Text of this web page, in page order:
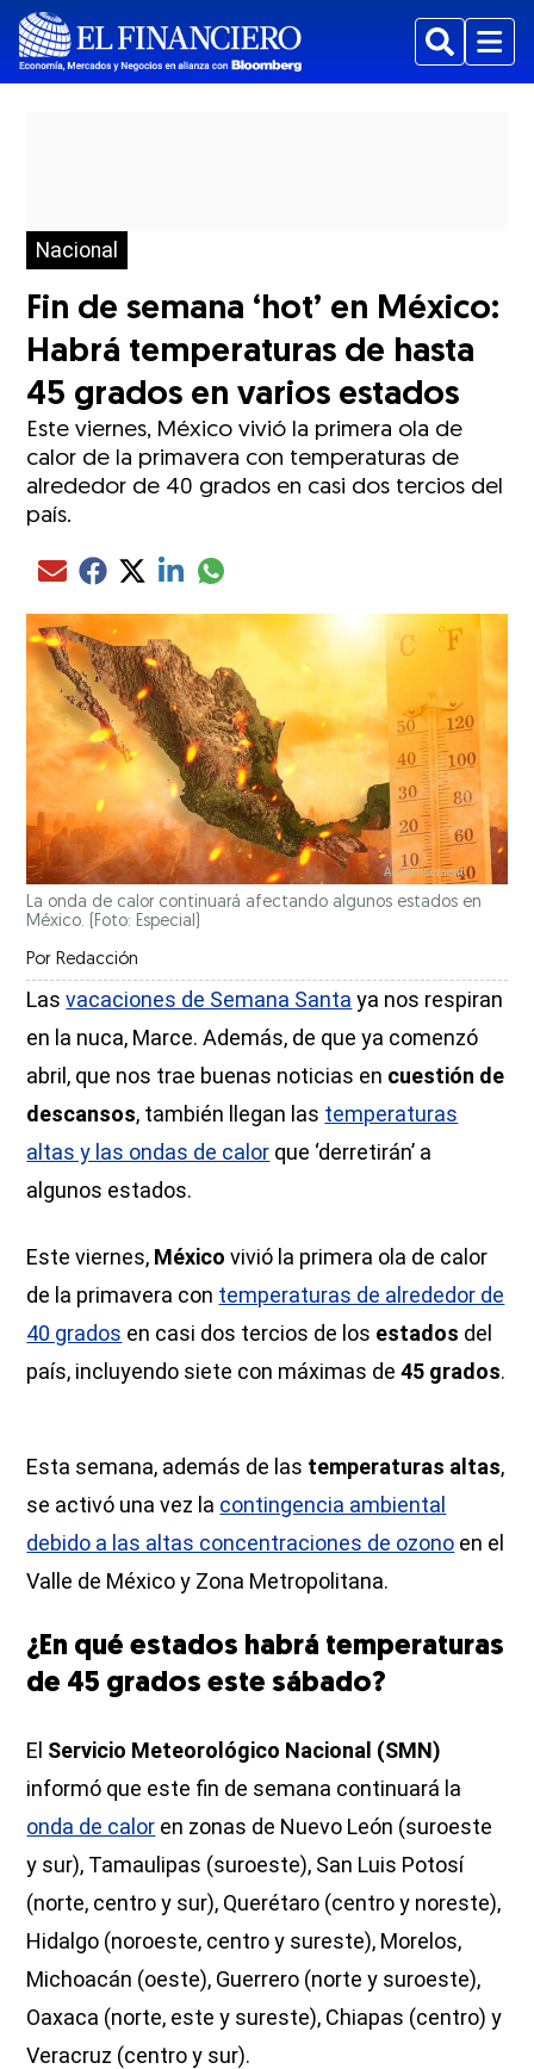
BuscarMenu
Nacional
Fin de semana ‘hot’ en México:
Habrá temperaturas de hasta
45 grados en varios estados
Este viernes, México vivió la primera ola de
calor de la primavera con temperaturas de
alrededor de 40 grados en casi dos tercios del
país.
Compartir el artículo actual mediante Email
Compartir el artículo actual mediante Facebook
Compartir el artículo actual mediante Twitter
Compartir el artículo actual mediante LinkedIn
Compartir el artículo actual mediante
La onda de calor continuará afectando algunos estados en
México. (Foto: Especial)
Por Redacción
Lasvacaciones de Semana Santa ya nos respiran
en la nuca, Marce. Además, de que ya comenzó
abril, que nos trae buenas noticias en cuestión de
descansos, también llegan las temperaturas
altas y las ondas de calor que ‘derretirán’ a
algunos estados.
Este viernes, México vivió la primera ola de calor
de la primavera con temperaturas de alrededor de
40 grados en casi dos tercios de los estados del
país, incluyendo siete con máximas de45 grados.
Esta semana, además de las temperaturas altas,
se activó una vez la contingencia ambiental
debido a las altas concentraciones de ozono en el
Valle de México y Zona Metropolitana.
¿En qué estados habrá temperaturas
de 45 grados este sábado?
El Servicio Meteorológico Nacional (SMN)
informó que este fin de semana continuará la
onda de calor en zonas de Nuevo León (suroeste
y sur), Tamaulipas (suroeste), San Luis Potosí
(norte, centro y sur), Querétaro (centro y noreste),
Hidalgo (noroeste, centro y sureste), Morelos,
Michoacán (oeste), Guerrero (norte y suroeste),
Oaxaca (norte, este y sureste), Chiapas (centro) y
Veracruz (centro y sur).